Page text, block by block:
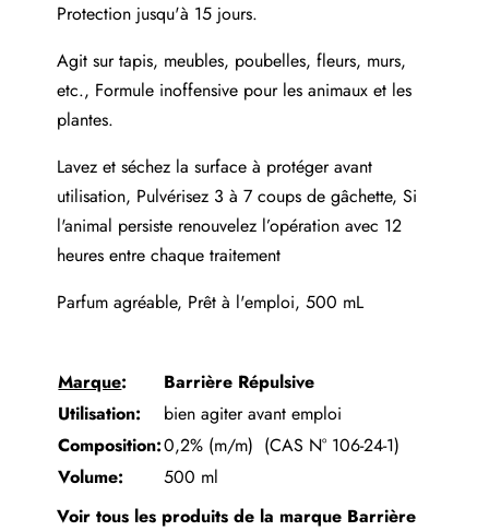
Protection jusqu'à 15 jours.
Agit sur tapis, meubles, poubelles, fleurs, murs,
etc., Formule inoffensive pour les animaux et les
plantes.
Lavez et séchez la surface à protéger avant
utilisation, Pulvérisez 3 à 7 coups de gâchette, Si
l'animal persiste renouvelez l’opération avec 12
heures entre chaque traitement
Parfum agréable, Prêt à l'emploi, 500 mL
Marque: Barrière Répulsive
Utilisation:
bien agiter avant emploi
Composition:0,2% (m/m) (CAS N° 106-24-1)
Volume:
500 ml
Voir tous les produits de la marque Barrière